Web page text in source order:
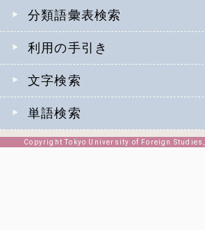
分類語彙表検索
利用の手引き
文字検索
単語検索
Copyright Tokyo University of Foreign